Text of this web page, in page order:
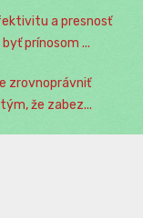
a presnosť
prínosom ...
zrovnoprávniť
že zabez...